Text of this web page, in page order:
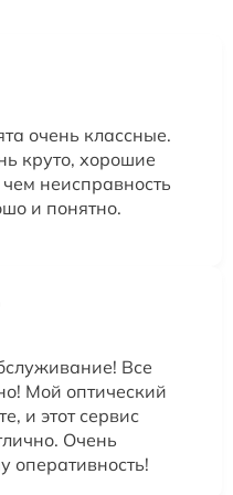
очень классные.
круто, хорошие
неисправность
и понятно.
Все
Мой оптический
и этот сервис
Очень
оперативность!